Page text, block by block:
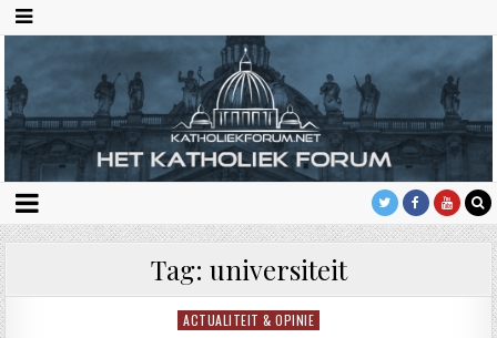
Tag: universiteit
Geplaatst
ACTUALITEIT & OPINIE